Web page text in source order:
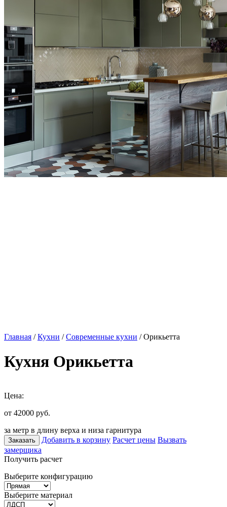
Главная /Кухни /Современные кухни / Орикьетта
Кухня Орикьетта
Цена:
от 42000 руб.
за метр в длину верха и низа гарнитура
Заказать Добавить в корзину Расчет цены Вызвать
замерщика
Получить расчет
Выберите конфигурацию
Выберите материал